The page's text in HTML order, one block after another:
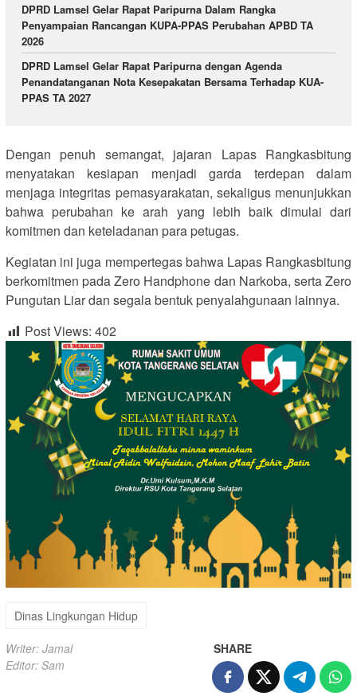
DPRD Lamsel Gelar Rapat Paripurna Dalam Rangka
Penyampaian Rancangan KUPA-PPAS Perubahan APBD TA
2026
DPRD Lamsel Gelar Rapat Paripurna dengan Agenda
Penandatanganan Nota Kesepakatan Bersama Terhadap KUA-
PPAS TA 2027
Dengan penuh semangat, jajaran Lapas Rangkasbitung
menyatakan kesiapan menjadi garda terdepan dalam
menjaga integritas pemasyarakatan, sekaligus menunjukkan
bahwa perubahan ke arah yang lebih baik dimulai dari
komitmen dan keteladanan para petugas.
Kegiatan ini juga mempertegas bahwa Lapas Rangkasbitung
berkomitmen pada Zero Handphone dan Narkoba, serta Zero
Pungutan Liar dan segala bentuk penyalahgunaan lainnya.
Post Views: 402
Dinas Lingkungan Hidup
Writer: Jamal
Editor: Sam
SHARE